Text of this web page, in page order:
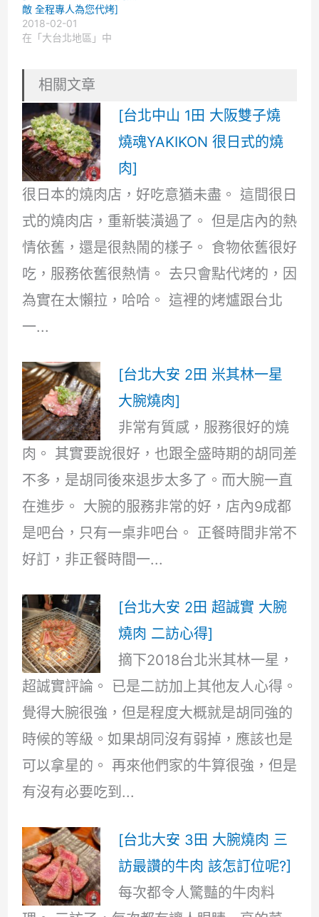
敵 全程專人為您代烤]
2018-02-01
在「大台北地區」中
相關文章
[台北中山 1田 大阪雙子燒
燒魂YAKIKON 很日式的燒
肉]
很日本的燒肉店，好吃意猶未盡。 這間很日
式的燒肉店，重新裝潢過了。 但是店內的熱
情依舊，還是很熱鬧的樣子。 食物依舊很好
吃，服務依舊很熱情。 去只會點代烤的，因
為實在太懶拉，哈哈。 這裡的烤爐跟台北
一...
[台北大安 2田 米其林一星
大腕燒肉]
非常有質感，服務很好的燒
肉。 其實要說很好，也跟全盛時期的胡同差
不多，是胡同後來退步太多了。而大腕一直
在進步。 大腕的服務非常的好，店內9成都
是吧台，只有一桌非吧台。 正餐時間非常不
好訂，非正餐時間一...
[台北大安 2田 超誠實 大腕
燒肉 二訪心得]
摘下2018台北米其林一星，
超誠實評論。 已是二訪加上其他友人心得。
覺得大腕很強，但是程度大概就是胡同強的
時候的等級。如果胡同沒有弱掉，應該也是
可以拿星的。 再來他們家的牛算很強，但是
有沒有必要吃到...
[台北大安 3田 大腕燒肉 三
訪最讚的牛肉 該怎訂位呢?]
每次都令人驚豔的牛肉料